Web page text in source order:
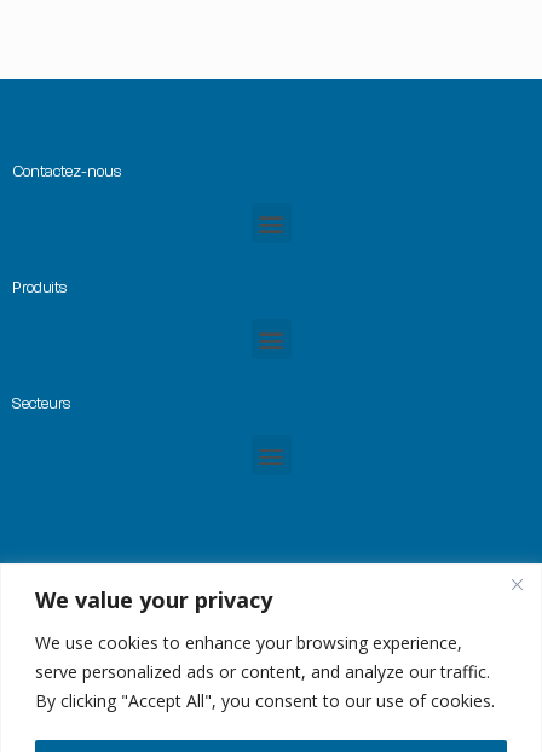
We value your privacy
We use cookies to enhance your browsing experience,
serve personalized ads or content, and analyze our traffic.
By clicking "Accept All", you consent to our use of cookies.
Contactez-nous
Produits
Secteurs
© Copyright 2023 -GREMTEK, Tous droits réservés |
| Site